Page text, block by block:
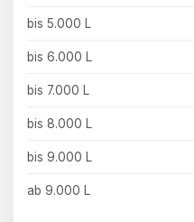
bis 5.000 L
bis 6.000 L
bis 7.000 L
bis 8.000 L
bis 9.000 L
ab 9.000 L